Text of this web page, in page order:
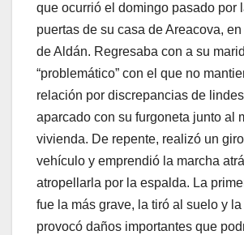
que ocurrió el domingo pasado por
puertas de su casa de Areacova,
de Aldán. Regresaba con a su
“problemático” con el que no
relación por discrepancias de
aparcado con su furgoneta junto al
vivienda. De repente, realizó un
vehículo y emprendió la marcha
atropellarla por la espalda. La
fue la más grave, la tiró al suelo y
provocó daños importantes que